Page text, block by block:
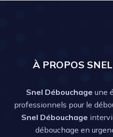
À PROPOS
Snel Débouchage une
professionnels pour le
Snel Débouchage
débouchage en